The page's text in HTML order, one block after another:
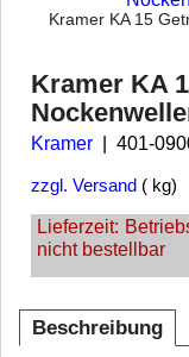
Kramer KA 15
Kramer KA
Kramer 401-
zzgl. Versand kg
Lieferzeit:
nicht bestellbar
Beschreibung